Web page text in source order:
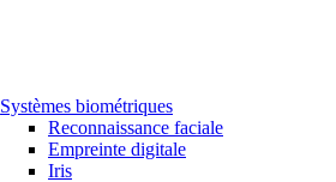
Systèmes biométriques
Reconnaissance faciale
Empreinte digitale
Iris